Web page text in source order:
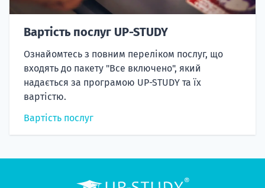
Вартість послуг UP-STUDY
Ознайомтесь з повним переліком послуг, що
входять до пакету "Все включено", який
надається за програмою UP-STUDY та їх
вартістю.
Вартість послуг